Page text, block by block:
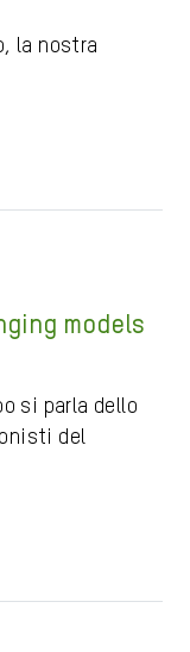
la nostra
models
si parla dello
del